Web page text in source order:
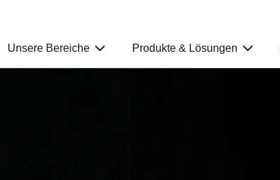
Unsere Bereiche Produkte & Lösungen